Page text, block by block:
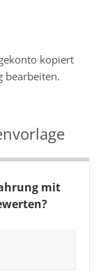
kopiert
bearbeiten.